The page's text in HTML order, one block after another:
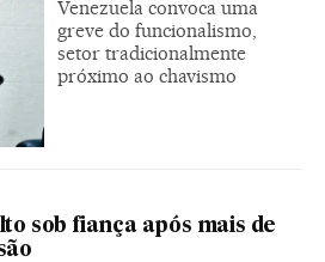
Venezuela convoca uma
greve do funcionalismo,
setor tradicionalmente
próximo ao chavismo
sob fiança após mais de